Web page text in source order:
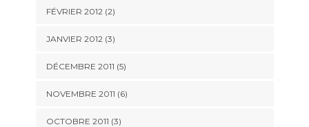
FÉVRIER 2012(2)
JANVIER 2012(3)
DÉCEMBRE 2011 (5)
NOVEMBRE 2011 (6)
OCTOBRE 2011 (3)